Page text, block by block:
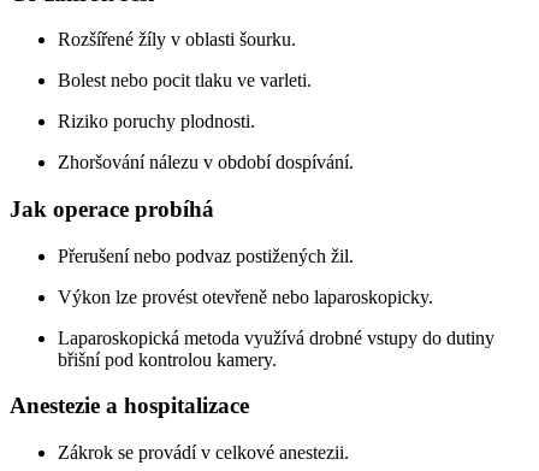
Rozšířené žíly v oblasti šourku.
Bolest nebo pocit tlaku ve varleti.
Riziko poruchy plodnosti.
Zhoršování nálezu v období dospívání.
Jak operace probíhá
Přerušení nebo podvaz postižených žil.
Výkon lze provést otevřeně nebo laparoskopicky.
Laparoskopická metoda využívá drobné vstupy do dutiny
břišní pod kontrolou kamery.
Anestezie a hospitalizace
Zákrok se provádí v celkové anestezii.